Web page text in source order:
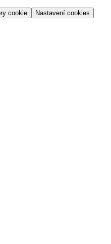
cookie Nastavení cookies